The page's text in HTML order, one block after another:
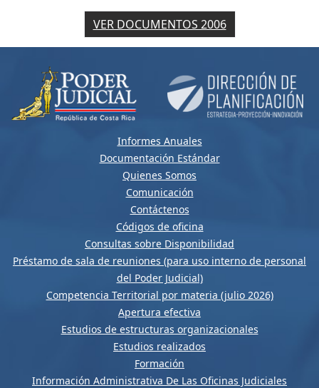
VER DOCUMENTOS 2006
Informes Anuales
Documentación Estándar
Quienes Somos
Comunicación
Contáctenos
Códigos de oficina
Consultas sobre Disponibilidad
Préstamo de sala de reuniones (para uso interno de personal
del Poder Judicial)
Competencia Territorial por materia (julio 2026)
Apertura efectiva
Estudios de estructuras organizacionales
Estudios realizados
Formación
Información Administrativa De Las Oficinas Judiciales